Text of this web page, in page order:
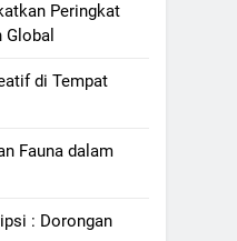
Peringkat
di Tempat
Fauna dalam
: Dorongan